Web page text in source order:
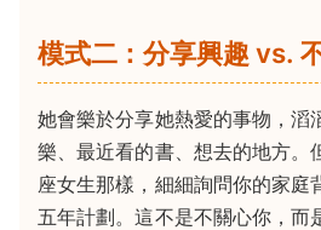
模式二：分享興趣 vs.
她會樂於分享她熱愛的事物，滔
樂、最近看的書、想去的地方。
座女生那樣，細細詢問你的家庭
五年計劃。這不是不關心你，而